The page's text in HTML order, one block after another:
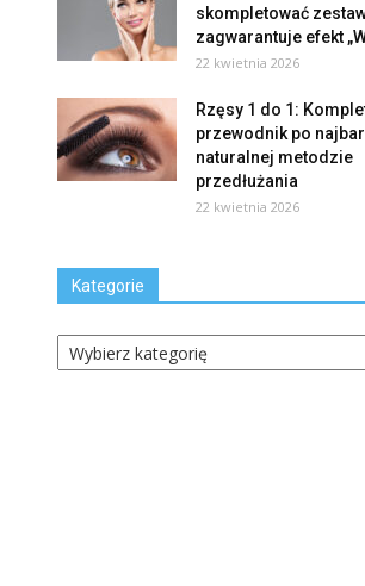
skompletować
zagwarantuje efekt
22 kwietnia 2026
Rzęsy 1 do 1:
przewodnik po
naturalnej metodzie
przedłużania
22 kwietnia 2026
Kategorie
Kategorie